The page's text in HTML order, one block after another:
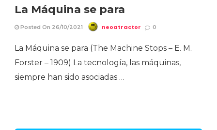
La Máquina se para
Posted On 26/10/2021 neoatractor 0
La Máquina se para (The Machine Stops – E. M.
Forster – 1909) La tecnología, las máquinas,
siempre han sido asociadas …